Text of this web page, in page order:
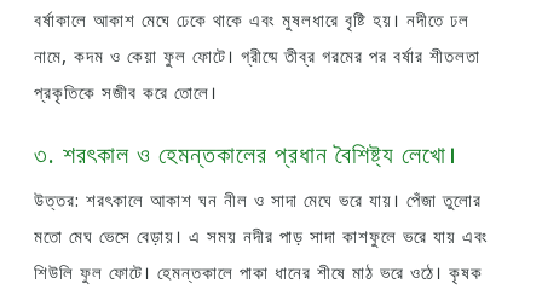
বর্ষাকালে আকাশ মেঘে ঢেকে থাকে এবং মুষলধারে বৃষ্টি হয়। নদীতে ঢল
নামে, কদম ও কেয়া ফুল ফোটে। গ্রীষ্মে তীব্র গরমের পর বর্ষার শীতলতা
প্রকৃতিকে সজীব করে তোলে।
৩. শরৎকাল ও হেমন্তকালের প্রধান বৈশিষ্ট্য লেখো।
উত্তর: শরৎকালে আকাশ ঘন নীল ও সাদা মেঘে ভরে যায়। পেঁজা তুলোর
মতো মেঘ ভেসে বেড়ায়। এ সময় নদীর পাড় সাদা কাশফুলে ভরে যায় এবং
শিউলি ফুল ফোটে। হেমন্তকালে পাকা ধানের শীষে মাঠ ভরে ওঠে। কৃষক